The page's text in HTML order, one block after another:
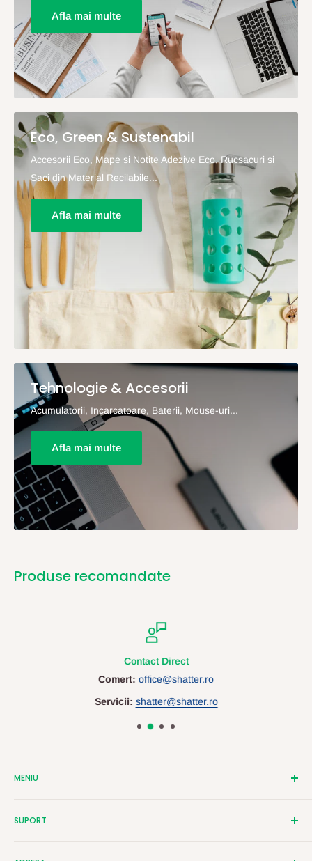
Afla mai multe
Eco, Green & Sustenabil
Accesorii Eco, Mape si Notite Adezive Eco, Rucsacuri si
Saci din Material Recilabile...
Afla mai multe
Tehnologie & Accesorii
Acumulatorii, Incarcatoare, Baterii, Mouse-uri...
Afla mai multe
Produse recomandate
Contact Direct
Comert: office@shatter.ro
Servicii: shatter@shatter.ro
MENIU
Contact
SUPORT